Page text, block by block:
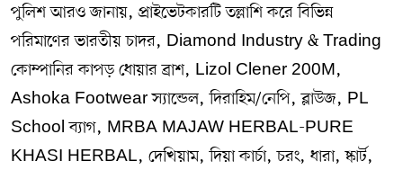
পুলিশ আরও জানায়, প্রাইভেটকারটি তল্লাশি করে বিভিন্ন
পরিমাণের ভারতীয় চাদর, Diamond Industry & Trading
কোম্পানির কাপড় ধোয়ার ব্রাশ, Lizol Clener 200M,
Ashoka Footwear স্যান্ডেল, দিরাহিম/নেপি, ব্লাউজ, PL
School ব্যাগ, MRBA MAJAW HERBAL-PURE
KHASI HERBAL, দেখিয়াম, দিয়া কার্চা, চরং, ধারা, ষ্কার্ট,